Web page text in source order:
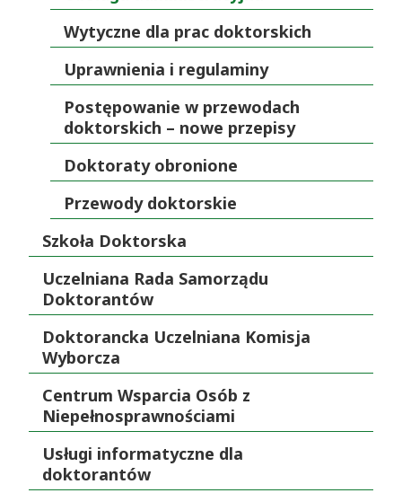
Wytyczne dla prac doktorskich
Uprawnienia i regulaminy
Postępowanie w przewodach
doktorskich – nowe przepisy
Doktoraty obronione
Przewody doktorskie
Szkoła Doktorska
Uczelniana Rada Samorządu
Doktorantów
Doktorancka Uczelniana Komisja
Wyborcza
Centrum Wsparcia Osób z
Niepełnosprawnościami
Usługi informatyczne dla
doktorantów